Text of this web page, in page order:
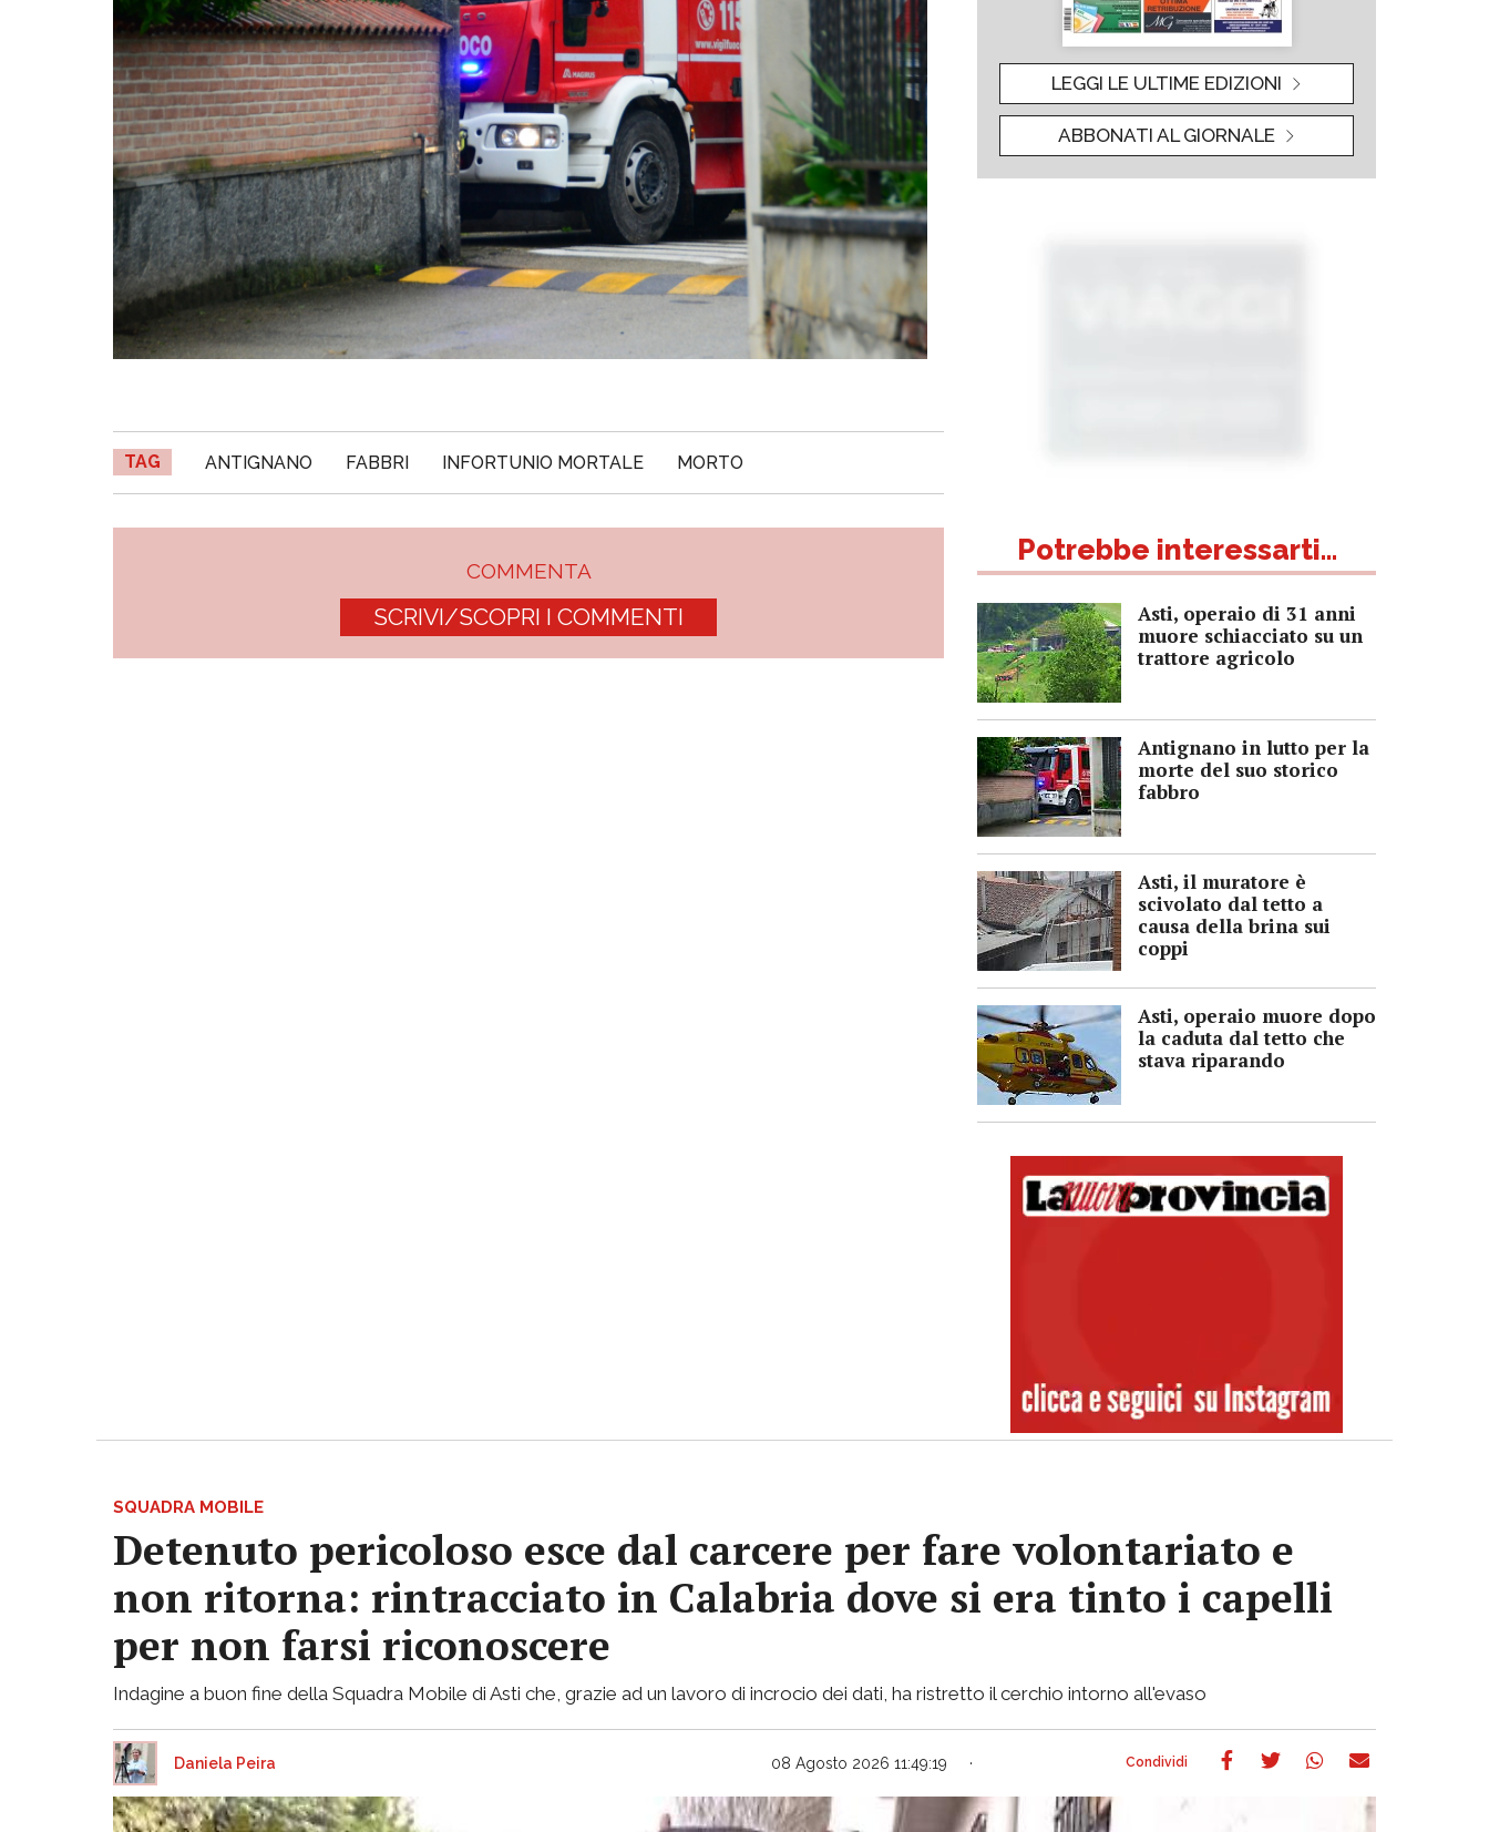
TAG ANTIGNANO FABBRI INFORTUNIO MORTALE MORTO
COMMENTA
SCRIVI/SCOPRI I COMMENTI
LEGGI LE ULTIME EDIZIONI
ABBONATI AL GIORNALE
Potrebbe interessarti...
Asti, operaio di 31 anni
muore schiacciato su un
trattore agricolo
Antignano in lutto per la
morte del suo storico
fabbro
Asti, il muratore è
scivolato dal tetto a
causa della brina sui
coppi
Asti, operaio muore dopo
la caduta dal tetto che
stava riparando
SQUADRA MOBILE
Detenuto pericoloso esce dal carcere per fare volontariato e
non ritorna: rintracciato in Calabria dove si era tinto i capelli
per non farsi riconoscere
Indagine a buon fine della Squadra Mobile di Asti che, grazie ad un lavoro di incrocio dei dati, ha ristretto il cerchio intorno all'evaso
Daniela Peira 08 Agosto 2026 11:49:19